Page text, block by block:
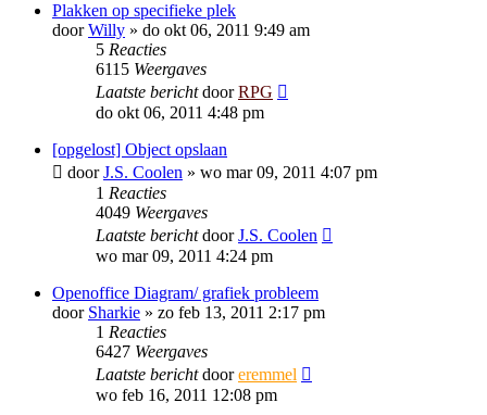
Plakken op specifieke plek
doorWilly » do okt 06, 2011 9:49 am
5 Reacties
6115 Weergaves
Laatste berichtdoorRPG
do okt 06, 2011 4:48 pm
[opgelost] Object opslaan
doorJ.S. Coolen » wo mar 09, 2011 4:07 pm
1 Reacties
4049 Weergaves
Laatste berichtdoorJ.S. Coolen
wo mar 09, 2011 4:24 pm
Openoffice Diagram/ grafiek probleem
door Sharkie » zo feb 13, 2011 2:17 pm
1 Reacties
6427 Weergaves
Laatste berichtdooreremmel
wo feb 16, 2011 12:08 pm